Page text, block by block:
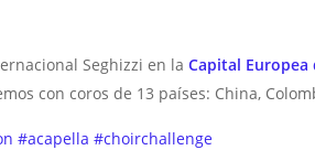
Seghizzi en la Capital Europea
con coros de 13 países: China,
#acapella #choirchallenge